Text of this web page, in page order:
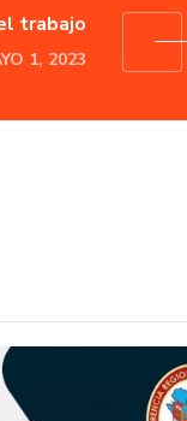
trabajo
1, 2023